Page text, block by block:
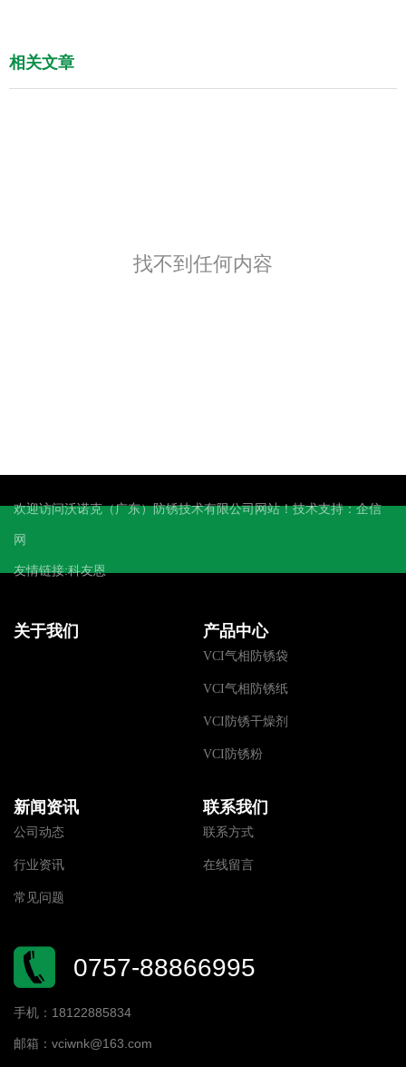
相关文章
找不到任何内容
欢迎访问沃诺克（广东）防锈技术有限公司网站！技术支持：企信
网
友情链接:科友恩
关于我们 产品中心
VCI气相防锈袋
VCI气相防锈纸
VCI防锈干燥剂
VCI防锈粉
新闻资讯
公司动态
行业资讯
常见问题
联系我们
联系方式
在线留言
0757-88866995
手机：18122885834
邮箱：vciwnk@163.com